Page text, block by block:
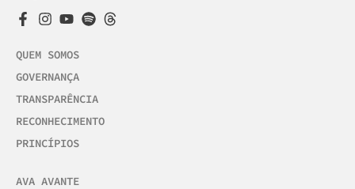
QUEM SOMOS
GOVERNANÇA
TRANSPARÊNCIA
RECONHECIMENTO
PRINCÍPIOS
AVA AVANTE